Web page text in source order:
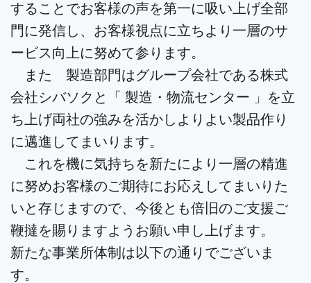
することでお客様の声を第一に吸い上げ全部
門に発信し、お客様視点に立ちより一層のサ
ービス向上に努めて参ります。
また 製造部門はグループ会社である株式
会社シバソクと「 製造・物流センター 」を立
ち上げ両社の強みを活かしよりよい製品作り
に邁進してまいります。
これを機に気持ちを新たにより一層の精進
に努めお客様のご期待にお応えしてまいりた
いと存じますので、今後とも倍旧のご支援ご
鞭撻を賜りますようお願い申し上げます。
新たな事業所体制は以下の通りでございま
す。